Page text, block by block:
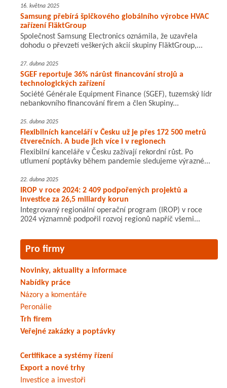
16. května 2025
Samsung přebírá špičkového globálního výrobce HVAC
zařízení FläktGroup
Společnost Samsung Electronics oznámila, že uzavřela
dohodu o převzetí veškerých akcií skupiny FläktGroup,...
27. dubna 2025
SGEF reportuje 36% nárůst financování strojů a
technologických zařízení
Société Générale Equipment Finance (SGEF), tuzemský lídr
nebankovního financování firem a člen Skupiny...
25. dubna 2025
Flexibilních kanceláří v Česku už je přes 172 500 metrů
čtverečních. A bude jich více i v regionech
Flexibilní kanceláře v Česku zažívají rekordní růst. Po
utlumení poptávky během pandemie sledujeme výrazné...
22. dubna 2025
IROP v roce 2024: 2 409 podpořených projektů a
investice za 26,5 miliardy korun
Integrovaný regionální operační program (IROP) v roce
2024 významně podpořil rozvoj regionů napříč všemi...
Pro firmy
Novinky, aktuality a informace
Nabídky práce
Názory a komentáře
Peronálie
Trh firem
Veřejné zakázky a poptávky
Certifikace a systémy řízení
Export a nové trhy
Investice a investoři